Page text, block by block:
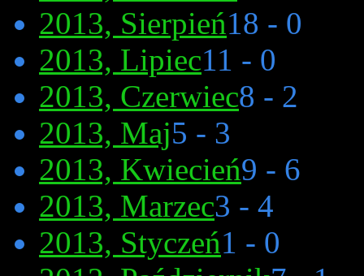
2013, Sierpień18 - 0
2013, Lipiec11 - 0
2013, Czerwiec8 - 2
2013, Maj5 - 3
2013, Kwiecień9 - 6
2013, Marzec3 - 4
2013, Styczeń1 - 0